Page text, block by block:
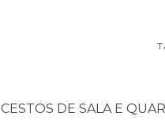
CESTOS DE SALA E